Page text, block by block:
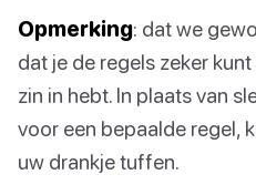
Opmerking: dat we
dat je de regels zeker
zin in hebt. In plaats van
voor een bepaalde regel,
uw drankje tuffen.